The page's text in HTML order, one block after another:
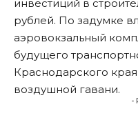
инвестиций в
рублей. По задумке
аэровокзальный
будущего
Краснодарского
воздушной гавани.
-